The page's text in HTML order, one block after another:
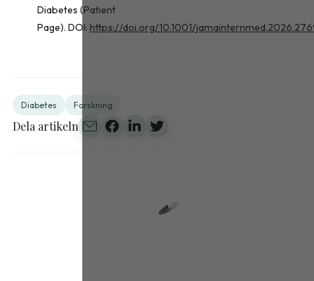
Diabetes (Patient
Page). DOI: https://doi.org/10.1001/
Diabetes Forskning
Dela artikeln